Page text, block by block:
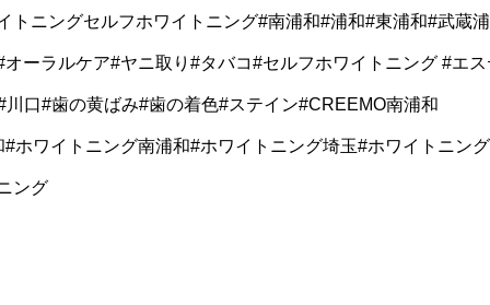
ニングセルフホワイトニング#南浦和#浦和#東浦和#武蔵浦
ーラルケア#ヤニ取り#タバコ#セルフホワイトニング #エス
口#歯の黄ばみ#歯の着色#ステイン#CREEMO南浦和
ホワイトニング南浦和#ホワイトニング埼玉#ホワイトニング
ング